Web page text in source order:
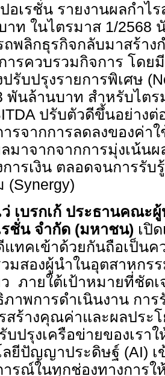
อเรชั่น รายงานผลกำไ
าท ในไตรมาส 1/2568
พลิกธุรกิจกลับมาสร้าง
ารควบรวมกิจการ โดย
รับปรุงรายการพิเศษ (
พันล้านบาท สำหรับไต
ปรับตัวดีขึ้นอย่างต่
รจากการลดลงของค่า
มาจากจากการมุ่งเน้น
ารเงิน ตลอดจนการรับ
(Synergy)
เบรกเก้ ประธานคณะ
รชั่น จำกัด (มหาชน) เปิ
ทคเข้าด้วยกันถือเป็นค
มสองผู้นำในอุตสาหกร
ภายใต้เป้าหมายที่ชัด
าพการดำเนินงาน การ
สร้างคุณค่าและผลประ
บปรุงเครือข่ายของเรา
ลยีปัญญาประดิษฐ์ (AI) เ
ารณ์ในทุกช่องทางการใ